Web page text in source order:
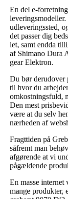
En del e-
udleveringssted,
det passer dig
let, samt endda
af Shimano Dura
gear Elektron.
Du bør derudover
til hvor du
omkostningsfuld,
Den mest
være at du selv
nærheden af
Fragttiden på
såfremt man
afgørende at vi
pågældende
En masse internet
mange produkter,